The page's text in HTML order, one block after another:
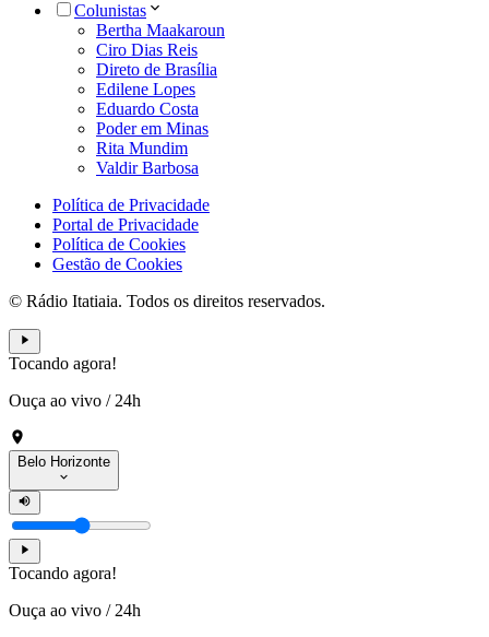
Colunistas
Bertha Maakaroun
Ciro Dias Reis
Direto de Brasília
Edilene Lopes
Eduardo Costa
Poder em Minas
Rita Mundim
Valdir Barbosa
Política de Privacidade
Portal de Privacidade
Política de Cookies
Gestão de Cookies
© Rádio Itatiaia. Todos os direitos reservados.
Tocando agora!
Ouça ao vivo / 24h
Belo Horizonte
Tocando agora!
Ouça ao vivo / 24h